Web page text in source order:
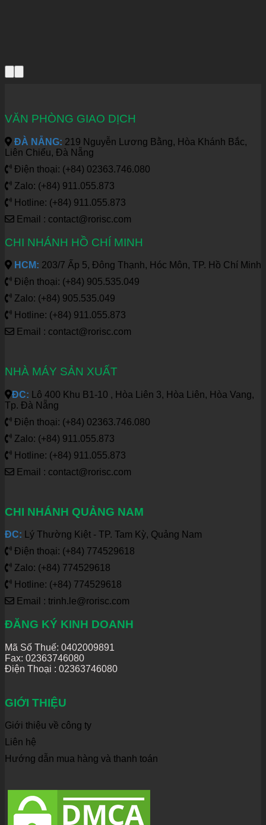
VĂN PHÒNG GIAO DỊCH
ĐÀ NẴNG: 219 Nguyễn Lương Bằng, Hòa Khánh Bắc,
Liên Chiểu, Đà Nẵng
Điện thoại: (+84) 02363.746.080
Zalo: (+84) 911.055.873
Hotline: (+84) 911.055.873
Email : contact@rorisc.com
CHI NHÁNH HỒ CHÍ MINH
HCM: 203/7 Ấp 5, Đông Thạnh, Hóc Môn, TP. Hồ Chí Minh
Điện thoại: (+84) 905.535.049
Zalo: (+84) 905.535.049
Hotline: (+84) 911.055.873
Email : contact@rorisc.com
NHÀ MÁY SẢN XUẤT
ĐC: Lô 400 Khu B1-10 , Hòa Liên 3, Hòa Liên, Hòa Vang,
Tp. Đà Nẵng
Điện thoại: (+84) 02363.746.080
Zalo: (+84) 911.055.873
Hotline: (+84) 911.055.873
Email : contact@rorisc.com
CHI NHÁNH QUẢNG NAM
ĐC: Lý Thường Kiệt - TP. Tam Kỳ, Quảng Nam
Điện thoại: (+84) 774529618
Zalo: (+84) 774529618
Hotline: (+84) 774529618
Email : trinh.le@rorisc.com
ĐĂNG KÝ KINH DOANH
Mã Số Thuế: 0402009891
Fax: 02363746080
Điện Thoại : 02363746080
GIỚI THIỆU
Giới thiệu về công ty
Liên hệ
Hướng dẫn mua hàng và thanh toán